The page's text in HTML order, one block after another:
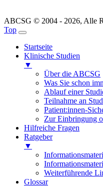
ABCSG © 2004 - 2026, Alle
Top
Startseite
Klinische Studien
▼
Über die ABCSG
Was Sie schon
Ablauf einer
Teilnahme an
Patient:innen-
Zur Einbringung
Hilfreiche Fragen
Ratgeber
▼
Weiterführende
Glossar